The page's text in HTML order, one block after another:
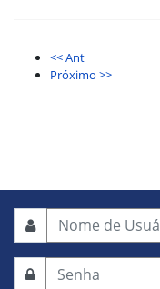
<< Ant
Próximo >>